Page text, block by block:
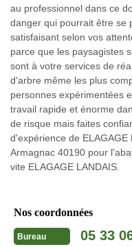
au professionnel dans ce
danger qui pourrait être se
satisfaisant selon vos
parce que les paysagistes
sont à votre services de
d'arbre même les plus
personnes expérimentées
travail rapide et énorme
de risque mais faites
d'expérience de ELAGAGE
Armagnac 40190 pour
vite ELAGAGE LANDAIS.
Nos coordonnées
Bureau 05 33